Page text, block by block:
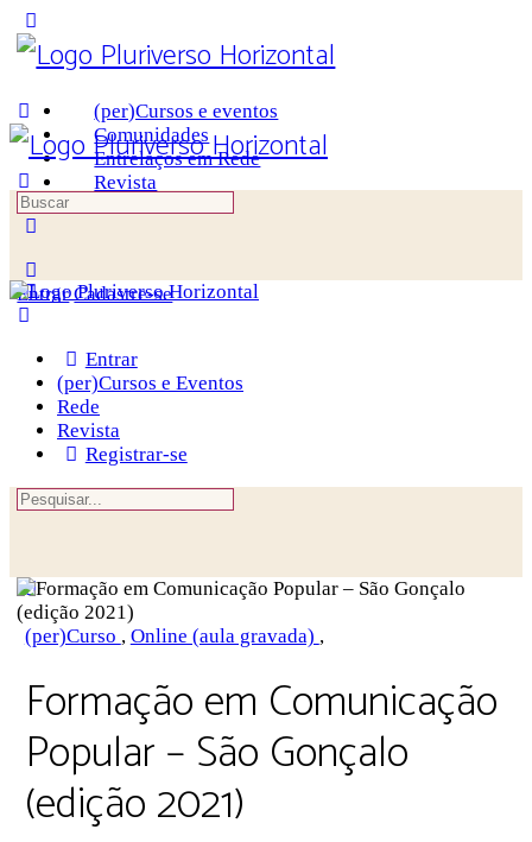
Panel
(per)Cursos e eventos
Comunidades
Entrelaços em Rede
Revista
Entrar Cadastre-se
Procurar
por:
Entrar
(per)Cursos e Eventos
Rede
Revista
Registrar-se
Procurar
Close
search
(per)Curso , Online (aula gravada) ,
Formação em Comunicação
Popular – São Gonçalo
(edição 2021)